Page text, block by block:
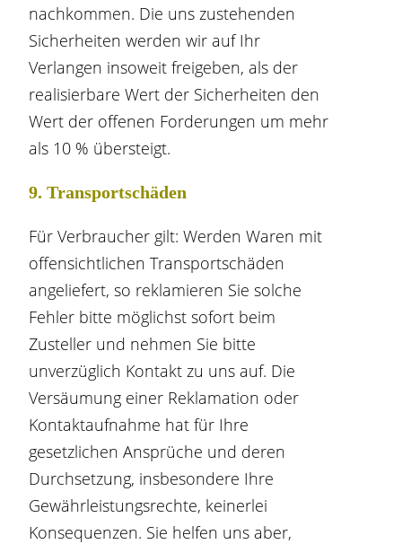
nachkommen. Die uns zustehenden
Sicherheiten werden wir auf Ihr
Verlangen insoweit freigeben, als der
realisierbare Wert der Sicherheiten den
Wert der offenen Forderungen um mehr
als 10 % übersteigt.
9. Transportschäden​​​​​​​
Für Verbraucher gilt: Werden Waren mit
offensichtlichen Transportschäden
angeliefert, so reklamieren Sie solche
Fehler bitte möglichst sofort beim
Zusteller und nehmen Sie bitte
unverzüglich Kontakt zu uns auf. Die
Versäumung einer Reklamation oder
Kontaktaufnahme hat für Ihre
gesetzlichen Ansprüche und deren
Durchsetzung, insbesondere Ihre
Gewährleistungsrechte, keinerlei
Konsequenzen. Sie helfen uns aber,